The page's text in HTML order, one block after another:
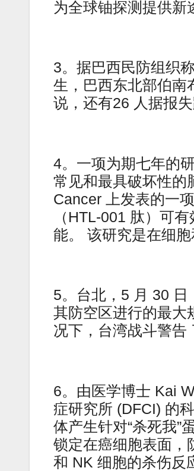
为全球铀探测提供新
3。据巴西民防组织
生，巴西东北部伯南
说，还有26 人据报失
4。一项为期七年的
常见和最具破坏性的
Cancer 上发表的一
（HTL-001 肽）可
能。 该研究是在细胞
5。台北，5 月 30
其防空区进行的最大
况下，台湾战斗警告
6。由医学博士 Kai
症研究所 (DFCI) 的
体产生针对“杀死我”
锁定在癌细胞表面，
和 NK 细胞的杀伤反